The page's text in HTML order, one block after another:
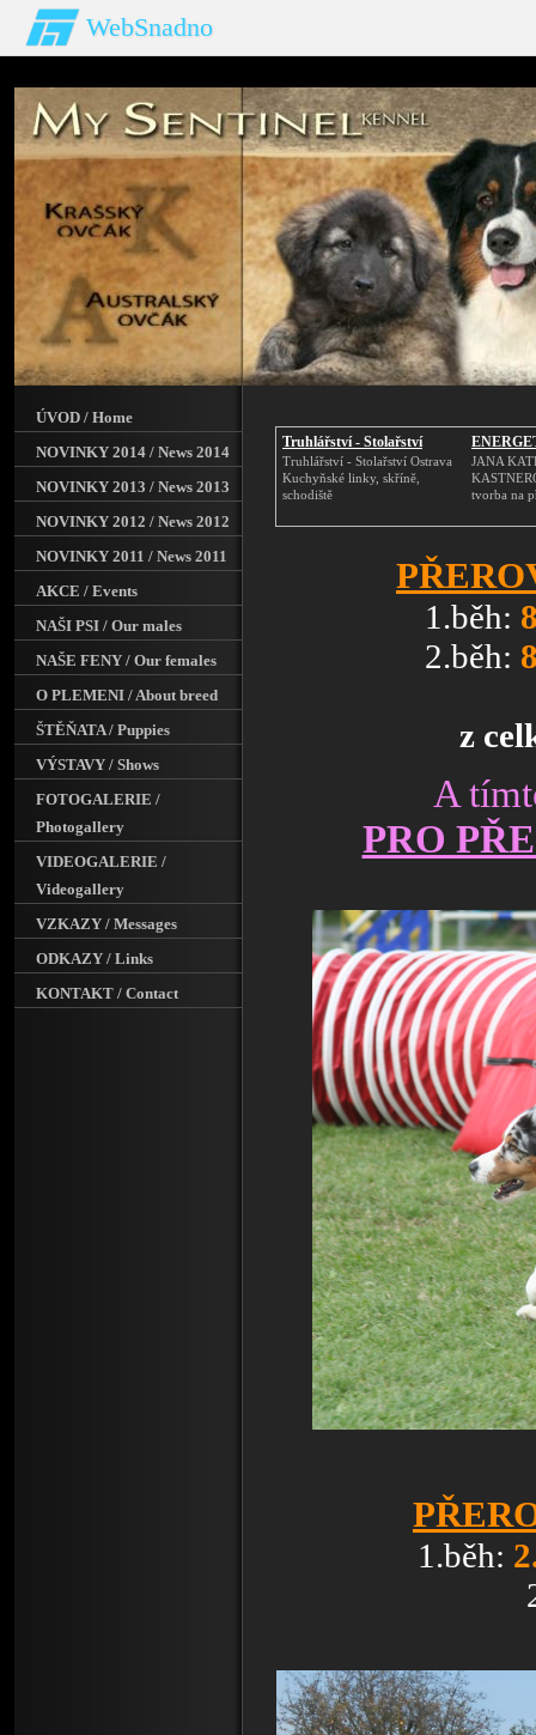
WebSnadno
Truhlářství - Stolařství
Truhlářství - Stolařství Ostrava
Kuchyňské linky, skříně,
schodiště
JANA
tvorba na
1.běh:
2.běh:
z
A
PRO
1.běh:
ÚVOD / Home
NOVINKY 2014 / News 2014
NOVINKY 2013 / News 2013
NOVINKY 2012 / News 2012
NOVINKY 2011 / News 2011
AKCE / Events
NAŠI PSI / Our males
NAŠE FENY / Our females
O PLEMENI / About breed
ŠTĚŇATA / Puppies
VÝSTAVY / Shows
FOTOGALERIE /
Photogallery
VIDEOGALERIE /
Videogallery
VZKAZY / Messages
ODKAZY / Links
KONTAKT / Contact